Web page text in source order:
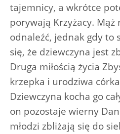
tajemnicy, a wkrótce
porywają Krzyżacy. Mąż
odnaleźć, jednak gdy to
się, że dziewczyna jest
Druga miłością życia
krzepka i urodziwa
Dziewczyna kocha go
on pozostaje wierny
młodzi zbliżają się do